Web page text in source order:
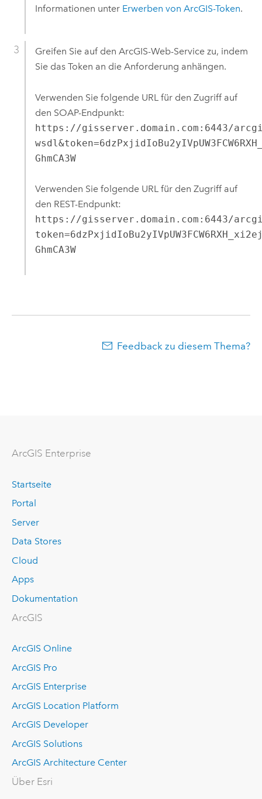
Informationen unter Erwerben von ArcGIS-Token.
Greifen Sie auf den ArcGIS-Web-Service zu, indem
Sie das Token an die Anforderung anhängen.
Verwenden Sie folgende URL für den Zugriff auf
den SOAP-Endpunkt:
https://gisserver.domain.com:6443/
GhmCA3W
Verwenden Sie folgende URL für den Zugriff auf
den REST-Endpunkt:
https://gisserver.domain.com:6443/
GhmCA3W
Feedback zu diesem Thema?
ArcGIS Enterprise
Startseite
Portal
Server
Data Stores
Cloud
Apps
Dokumentation
ArcGIS
ArcGIS Online
ArcGIS Pro
ArcGIS Enterprise
ArcGIS Location Platform
ArcGIS Developer
ArcGIS Solutions
ArcGIS Architecture Center
Über Esri